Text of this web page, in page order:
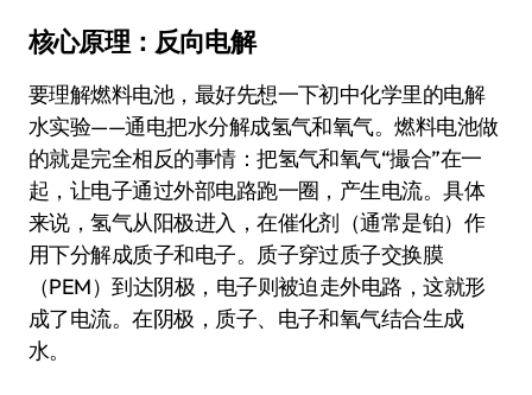
核心原理：反向电解
要理解燃料电池，最好先想一下初中化学里的电解
水实验——通电把水分解成氢气和氧气。燃料电池做
的就是完全相反的事情：把氢气和氧气“撮合”在一
起，让电子通过外部电路跑一圈，产生电流。具体
来说，氢气从阳极进入，在催化剂（通常是铂）作
用下分解成质子和电子。质子穿过质子交换膜
（PEM）到达阴极，电子则被迫走外电路，这就形
成了电流。在阴极，质子、电子和氧气结合生成
水。